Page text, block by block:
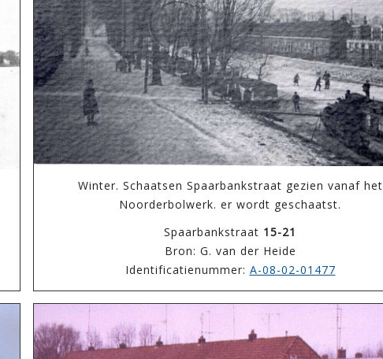
Winter. Schaatsen Spaarbankstraat gezien vanaf het
Noorderbolwerk. er wordt geschaatst.
Spaarbankstraat 15-21
Bron: G. van der Heide
Identificatienummer: A-08-02-01477